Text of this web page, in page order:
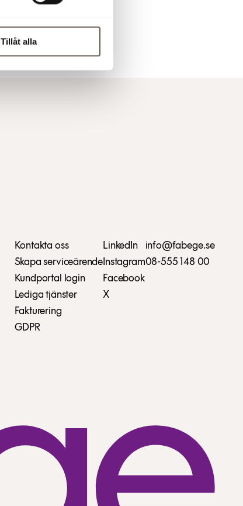
Tillåt alla
Kontakta oss
Skapa serviceärende
Kundportal login
Lediga tjänster
Fakturering
GDPR
LinkedIn
Instagram
Facebook
X
info@fabege.se
08-555 148 00